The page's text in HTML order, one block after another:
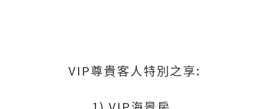
VIP尊貴客人特別之享: